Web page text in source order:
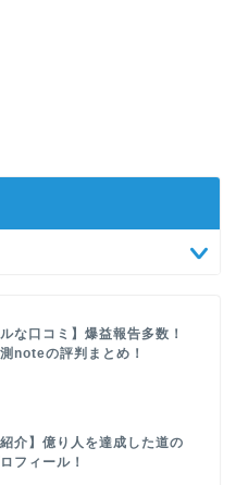
ルな口コミ】爆益報告多数！
noteの評判まとめ！
紹介】億り人を達成した道の
フィール！